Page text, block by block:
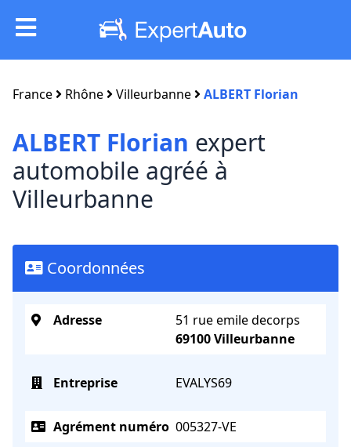
France Rhône Villeurbanne ALBERT Florian
ALBERT Florian expert
automobile agréé à
Villeurbanne
Coordonnées
Adresse
51 rue emile decorps
69100 Villeurbanne
Entreprise EVALYS69
Agrément numéro 005327-VE